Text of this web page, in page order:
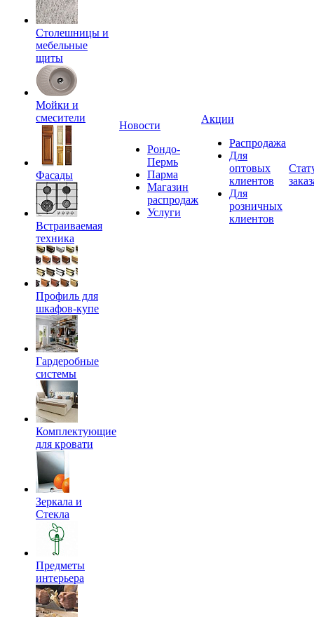
Столешницы и
мебельные
щиты
Мойки и
смесители
Фасады
Встраиваемая
техника
Профиль для
шкафов-купе
Гардеробные
системы
Комплектующие
для кровати
Зеркала и
Стекла
Предметы
интерьера
Новости
Рондо-
Пермь
Парма
Магазин
распродаж
Услуги
Акции
Распродажа
Для
оптовых
клиентов
Для
розничных
клиентов